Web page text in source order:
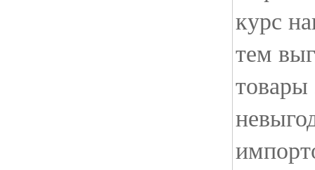
курс
тем